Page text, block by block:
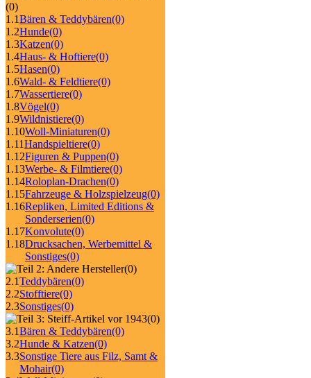
(0)
1.1Bären & Teddybären(0)
1.2Hunde(0)
1.3Katzen(0)
1.4Haus- & Hoftiere(0)
1.5Hasen(0)
1.6Wald- & Feldtiere(0)
1.7Wassertiere(0)
1.8Vögel(0)
1.9Wildnistiere(0)
1.10Woll-Miniaturen(0)
1.11Handspieltiere(0)
1.12Figuren & Puppen(0)
1.13Werbe- & Filmtiere(0)
1.14Roloplan-Drachen(0)
1.15Fahrzeuge & Holzspielzeug(0)
1.16Repliken, Limited Editions &
Sonderserien(0)
1.17Konvolute(0)
1.18Drucksachen, Werbemittel &
Sonstiges(0)
(0)
2.1Teddybären(0)
2.2Stofftiere(0)
2.3Sonstiges(0)
(0)
3.1Bären & Teddybären(0)
3.2Hunde & Katzen(0)
3.3Sonstige Tiere aus Filz, Samt &
Mohair(0)